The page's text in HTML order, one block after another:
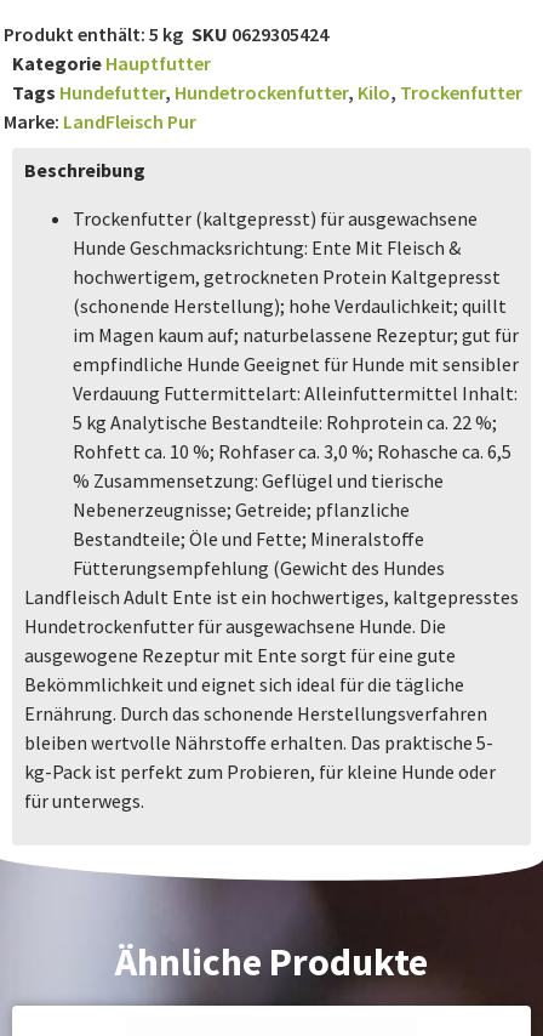
Produkt enthält: 5 kg SKU 0629305424
Kategorie Hauptfutter
Tags Hundefutter, Hundetrockenfutter, Kilo, Trockenfutter
Marke: LandFleisch Pur
Beschreibung
Trockenfutter (kaltgepresst) für ausgewachsene
Hunde Geschmacksrichtung: Ente Mit Fleisch &
hochwertigem, getrockneten Protein Kaltgepresst
(schonende Herstellung); hohe Verdaulichkeit; quillt
im Magen kaum auf; naturbelassene Rezeptur; gut für
empfindliche Hunde Geeignet für Hunde mit sensibler
Verdauung Futtermittelart: Alleinfuttermittel Inhalt:
5 kg Analytische Bestandteile: Rohprotein ca. 22 %;
Rohfett ca. 10 %; Rohfaser ca. 3,0 %; Rohasche ca. 6,5
% Zusammensetzung: Geflügel und tierische
Nebenerzeugnisse; Getreide; pflanzliche
Bestandteile; Öle und Fette; Mineralstoffe
Fütterungsempfehlung (Gewicht des Hundes
Landfleisch Adult Ente ist ein hochwertiges, kaltgepresstes
Hundetrockenfutter für ausgewachsene Hunde. Die
ausgewogene Rezeptur mit Ente sorgt für eine gute
Bekömmlichkeit und eignet sich ideal für die tägliche
Ernährung. Durch das schonende Herstellungsverfahren
bleiben wertvolle Nährstoffe erhalten. Das praktische 5-
kg-Pack ist perfekt zum Probieren, für kleine Hunde oder
für unterwegs.
Ähnliche Produkte